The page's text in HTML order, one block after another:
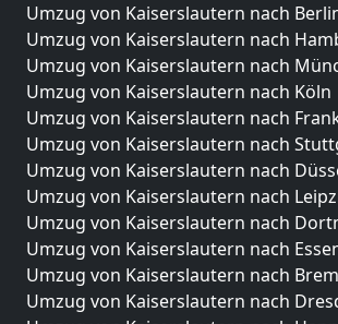
Umzug von Kaiserslautern nach
Umzug von Kaiserslautern nach
Umzug von Kaiserslautern nach
Umzug von Kaiserslautern nach Köln
Umzug von Kaiserslautern nach
Umzug von Kaiserslautern nach
Umzug von Kaiserslautern nach
Umzug von Kaiserslautern nach
Umzug von Kaiserslautern nach
Umzug von Kaiserslautern nach
Umzug von Kaiserslautern nach
Umzug von Kaiserslautern nach